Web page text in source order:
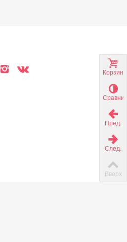
Корзина
Пред.
След.
Вверх